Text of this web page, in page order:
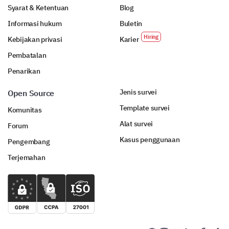
Syarat & Ketentuan
Informasi hukum
Kebijakan privasi
Pembatalan
Penarikan
Blog
Buletin
Karier
Open Source
Komunitas
Forum
Pengembang
Terjemahan
Jenis survei
Template survei
Alat survei
Kasus penggunaan